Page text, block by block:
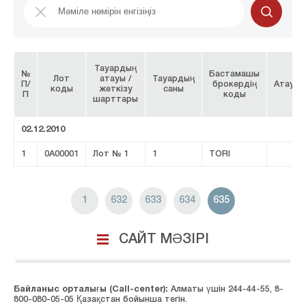
№
П/
П
Лот
коды
Тауардың
атауы /
жеткізу
шарттары
Тауардың
саны
Бастамашы
брокердің
коды
Атауы
02.12.2010
1 0A00001 Лот № 1 1 TORI
1 632 633 634 635
САЙТ МӘЗІРІ
Байланыс орталығы (Сall-center): Алматы үшін 244-44-55, 8-
800-080-05-05 Қазақстан бойынша тегін.